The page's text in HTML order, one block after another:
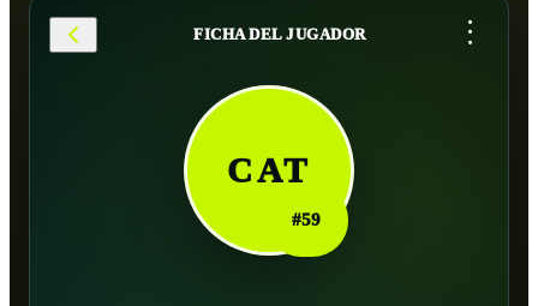
FICHA DEL JUGADOR ...
CAT
#59